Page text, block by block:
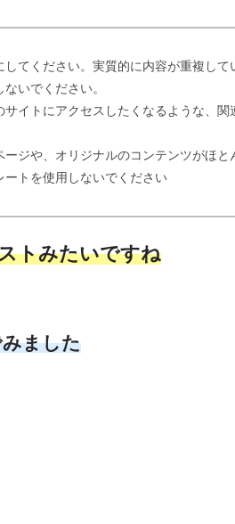
てください。実質的に内容が重複して
いでください。
イトにアクセスしたくなるような、関
ジや、オリジナルのコンテンツがほと
ートを使用しないでください
トみたいですね
ました